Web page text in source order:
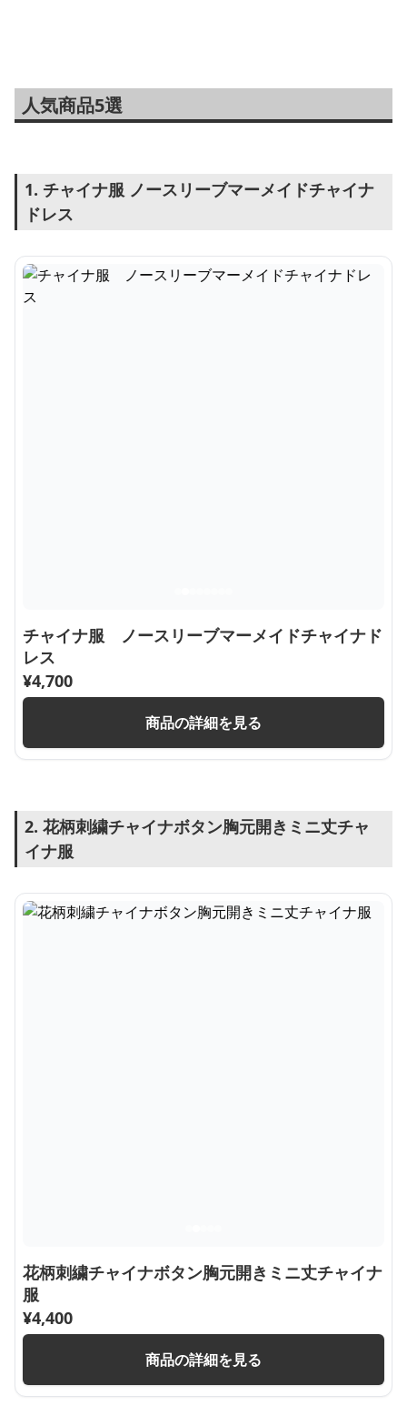
人気商品5選
1. チャイナ服 ノースリーブマーメイドチャイナ
ドレス
チャイナ服 ノースリーブマーメイドチャイナド
レス
¥4,700
商品の詳細を見る
2. 花柄刺繍チャイナボタン胸元開きミニ丈チャ
イナ服
花柄刺繍チャイナボタン胸元開きミニ丈チャイナ
服
¥4,400
商品の詳細を見る